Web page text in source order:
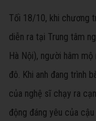
Tối 18/10, khi chương
diễn ra tại Trung tâm
Hà Nội), người hâm
đô. Khi anh đang trình
của nghệ sĩ chạy ra
động đáng yêu của